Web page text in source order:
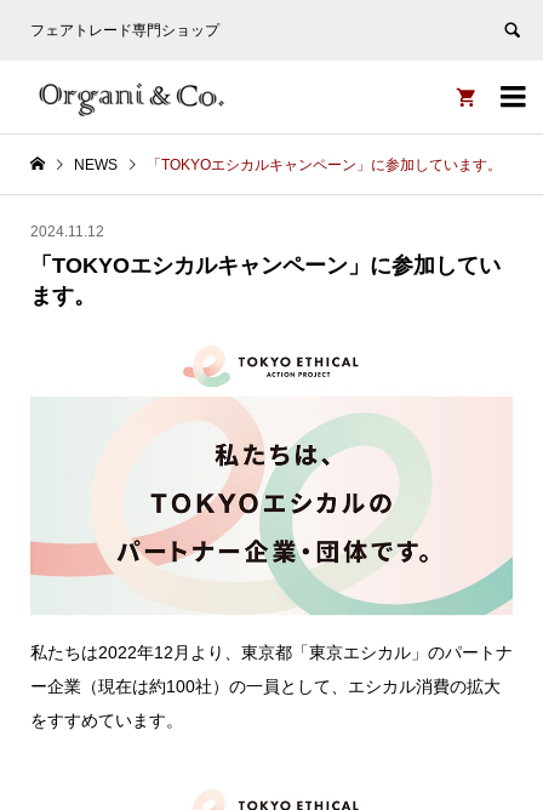
フェアトレード専門ショップ


NEWS 「TOKYOエシカルキャンペーン」に参加しています。
2024.11.12
「TOKYOエシカルキャンペーン」に参加してい
ます。
私たちは2022年12月より、東京都「東京エシカル」のパートナ
ー企業（現在は約100社）の一員として、エシカル消費の拡大
をすすめています。